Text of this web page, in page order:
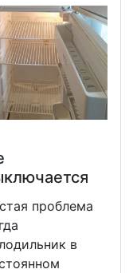
проблема
в